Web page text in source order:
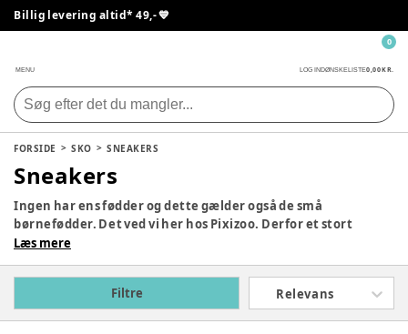
Billig levering altid* 49,- 💙
MENU LOG INDØNSKELISTE0,00 KR.
0
FORSIDE SKO SNEAKERS
Sneakers
Ingen har ens fødder og dette gælder også de små
børnefødder. Det ved vi her hos Pixizoo. Derfor et stort
udvalg af seje og flotte sneakers. Dyk ned i vores udvalg og
falder i din smag.
Læs mere
Filtre Relevans